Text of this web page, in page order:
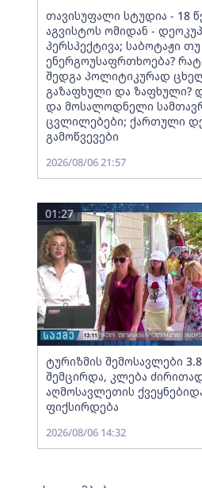
თავისუფალი სტუდია - 18
აგვისტოს ომიდან -
პერსპექტივა; საბოტაჟი
ენერგოუსაფრთხოება?
შედგა პოლიტიკურად
გაზაფხული და ზაფხული?
და მოსალოდნელი
ცვლილებები; ქართული
გამოწვევები
2026/08/06 21:57
ტურიზმის შემოსავლები
შემცირდა, კლება
აღმოსავლეთის
ფიქსირდება
01:27
2026/08/06 14:32